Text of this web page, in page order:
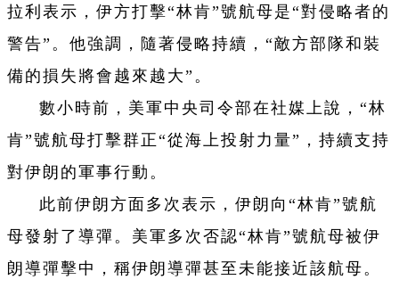
拉利表示，伊方打擊“林肯”號航母是“對侵略者的
警告”。他強調，隨著侵略持續，“敵方部隊和裝
備的損失將會越來越大”。
數小時前，美軍中央司令部在社媒上說，“林
肯”號航母打擊群正“從海上投射力量”，持續支持
對伊朗的軍事行動。
此前伊朗方面多次表示，伊朗向“林肯”號航
母發射了導彈。美軍多次否認“林肯”號航母被伊
朗導彈擊中，稱伊朗導彈甚至未能接近該航母。